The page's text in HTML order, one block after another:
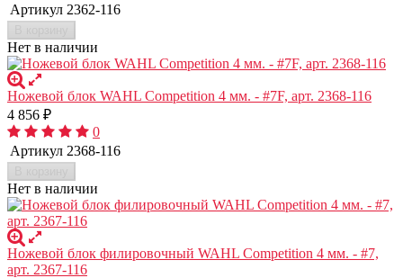
Артикул 2362-116
Нет в наличии
Ножевой блок WAHL Competition 4 мм. - #7F, арт. 2368-116
4 856 ₽
0
Артикул 2368-116
Нет в наличии
Ножевой блок филировочный WAHL Competition 4 мм. - #7,
арт. 2367-116